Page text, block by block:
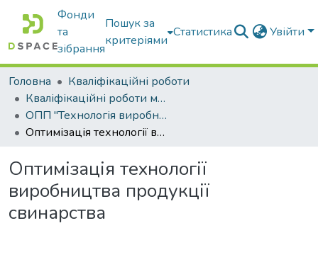
Фонди
та
зібрання
Пошук за
критеріями
Статистика Увійти
Головна
Кваліфікаційні роботи
Кваліфікаційні роботи магістрів
ОПП "Технологія виробництва і переробки продукції тваринництва"
Оптимізація технології виробництва продукції свинарства
Оптимізація технології
виробництва продукції
свинарства